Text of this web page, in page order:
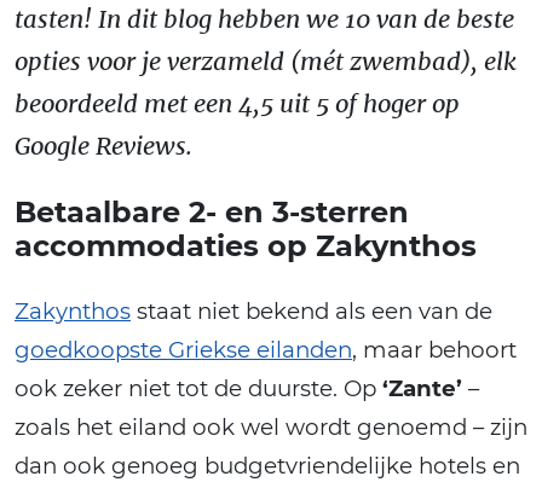
tasten! In dit blog hebben we 10 van de beste
opties voor je verzameld (mét zwembad), elk
beoordeeld met een 4,5 uit 5 of hoger op
Google Reviews.
Betaalbare 2- en 3-sterren
accommodaties op Zakynthos
Zakynthos staat niet bekend als een van de
goedkoopste Griekse eilanden, maar behoort
ook zeker niet tot de duurste. Op ‘Zante’ –
zoals het eiland ook wel wordt genoemd – zijn
dan ook genoeg budgetvriendelijke hotels en